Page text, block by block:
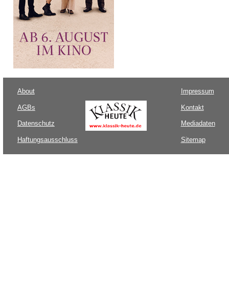
About
AGBs
Datenschutz
Haftungsausschluss
Impressum
Kontakt
Mediadaten
Sitemap